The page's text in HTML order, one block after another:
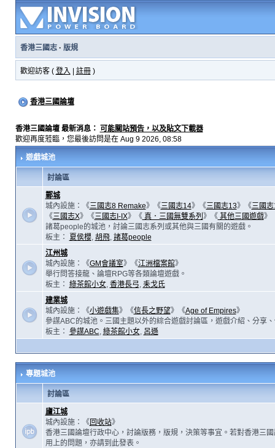
香港三國志· 版規
歡迎訪客 ( 登入 註冊)
香港三國論壇
香港三國論壇 最新消息： 可能關站預告，以及貼文下載器
歡迎再度蒞臨，您最後訪問是在 Aug 9 2026, 08:58
遊戲城池
討論區
鄴城
城內設施：《三國志8 Remake》《三國志14》《三國志13》《三國
《三國志X》《三國志I-IX》《真．三國無雙系列 》《其他三國遊戲》
諸葛people的城池，討論三國志系列或其他與三國有關的遊戲。
板主：
夏侯櫻, 胡飛, 諸葛people
江州城
城內設施：《GM會議室》《江洲檔案館》
舉行問答接龍、論壇RPG等各類論壇遊戲。
板主： 綠茶館小女, 香港長弓, 耒戈氏
建業城
城內設施：《小遊戲集》《信長之野望》《Age of Empires》
參謀ABC的城池。三國主題以外的綜合遊戲討論區，遊戲介紹、分享
板主： 參謀ABC, 綠茶館小女, 呂遜
專題城池
討論區
廬江城
城內設施：《回收站》
香港三國論壇行政中心，討論版務，版規，決策等事宜。若對香港三
用上的問題，亦請到此發表。